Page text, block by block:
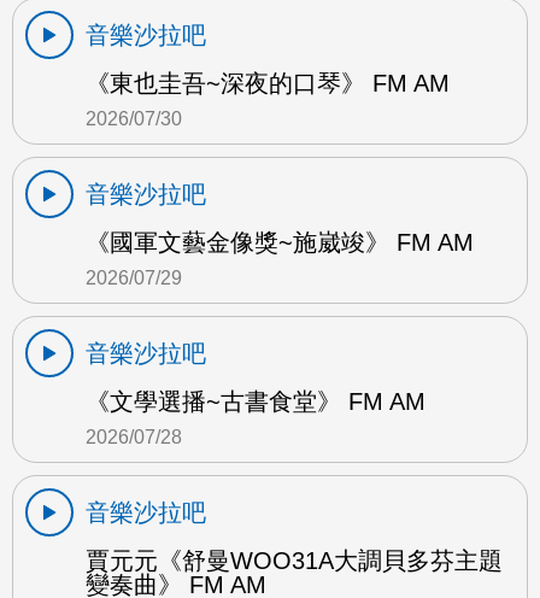
音樂沙拉吧
《東也圭吾~深夜的口琴》 FM AM
2026/07/30
音樂沙拉吧
《國軍文藝金像獎~施崴竣》 FM AM
2026/07/29
音樂沙拉吧
《文學選播~古書食堂》 FM AM
2026/07/28
音樂沙拉吧
賈元元《舒曼WOO31A大調貝多芬主題
變奏曲》 FM AM